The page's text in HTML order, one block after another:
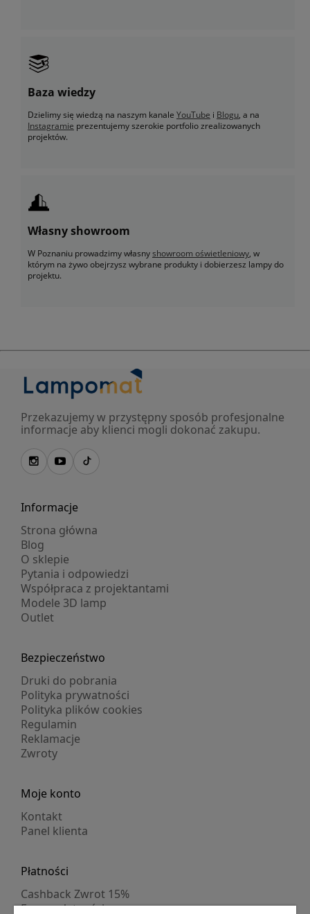
Baza wiedzy
Dzielimy się wiedzą na naszym kanale YouTube i Blogu, a na
Instagramie prezentujemy szerokie portfolio zrealizowanych
projektów.
Własny showroom
W Poznaniu prowadzimy własnyshowroom oświetleniowy, w
którym na żywo obejrzysz wybrane produkty i dobierzesz lampy do
projektu.
Przekazujemy w przystępny sposób profesjonalne
informacje aby klienci mogli dokonać zakupu.
Informacje
Strona główna
Blog
O sklepie
Pytania i odpowiedzi
Współpraca z projektantami
Modele 3D lamp
Outlet
Bezpieczeństwo
Druki do pobrania
Polityka prywatności
Polityka plików cookies
Regulamin
Reklamacje
Zwroty
Moje konto
Kontakt
Panel klienta
Płatności
Cashback Zwrot 15%
Formy płatności